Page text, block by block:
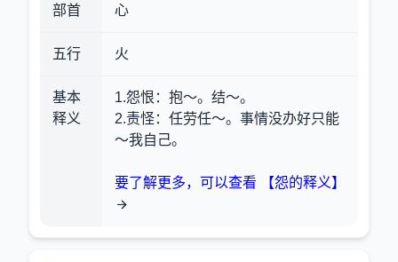
部首 心
五行 火
基本
释义
1.怨恨 ：抱～。结～。
2.责怪：任劳任～。事情没办好只能
～我自己。
要了解更多，可以查看 【怨的释义】